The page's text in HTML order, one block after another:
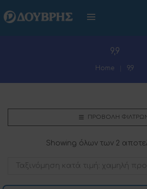
9,9
Home 9,9
ΠΡΟΒΟΛΉ
Showing όλων των 2
Ταξινόμηση κατά τιμή: χαμηλή